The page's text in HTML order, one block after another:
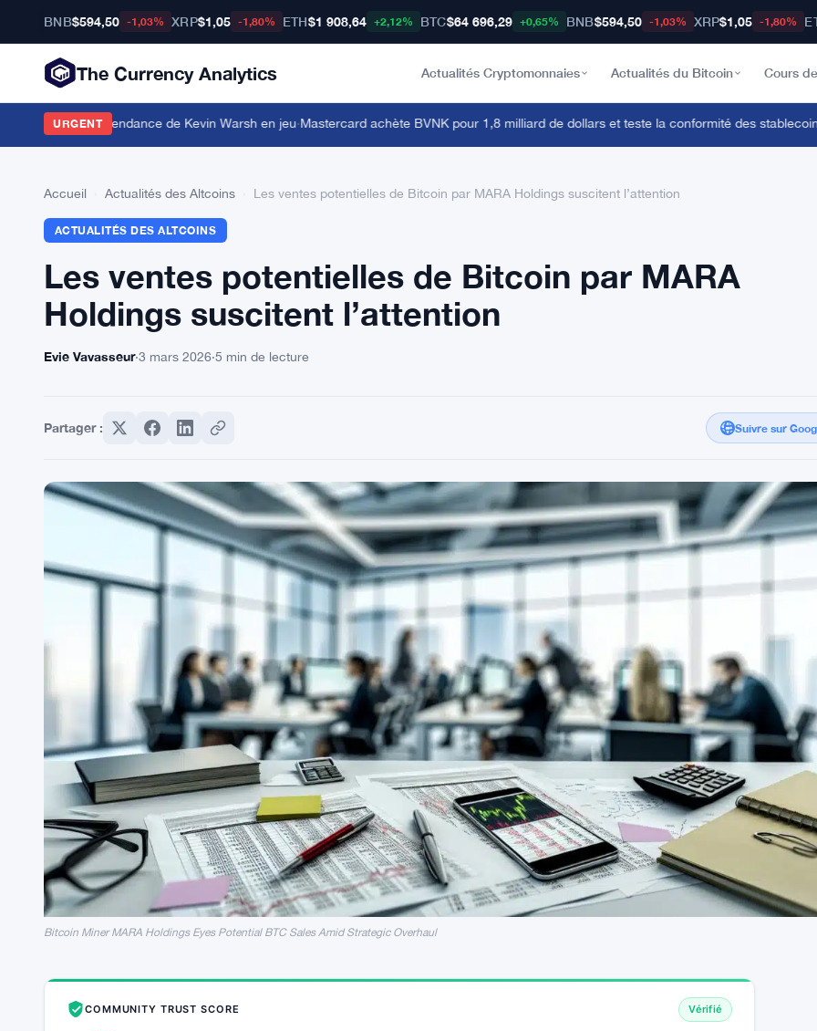
BNB$594,50 -1,03% XRP$1,05 -1,80% ETH$1 908,64 +2,12% BTC$64 696,29 +0,65% BNB$594,50 -1,03% XRP$1,05 -1,80%
The Currency Analytics Actualités Cryptomonnaies Actualités du Bitcoin Cours
URGENT
l'indépendance de Kevin Warsh en jeu Mastercard achète BVNK pour 1,8 milliard de dollars et teste la conformité des stablecoins
Accueil Actualités des Altcoins Les ventes potentielles de Bitcoin par MARA Holdings suscitent l’attention
ACTUALITÉS DES ALTCOINS
Les ventes potentielles de Bitcoin par MARA
Holdings suscitent l’attention
Evie Vavasseur·3 mars 2026·5 min de lecture
Partager : Suivre sur
Bitcoin Miner MARA Holdings Eyes Potential BTC Sales Amid Strategic Overhaul
COMMUNITY TRUST SCORE Vérifié